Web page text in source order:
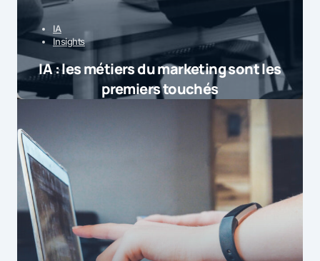
IA
Insights
IA : les métiers du marketing sont les
premiers touchés